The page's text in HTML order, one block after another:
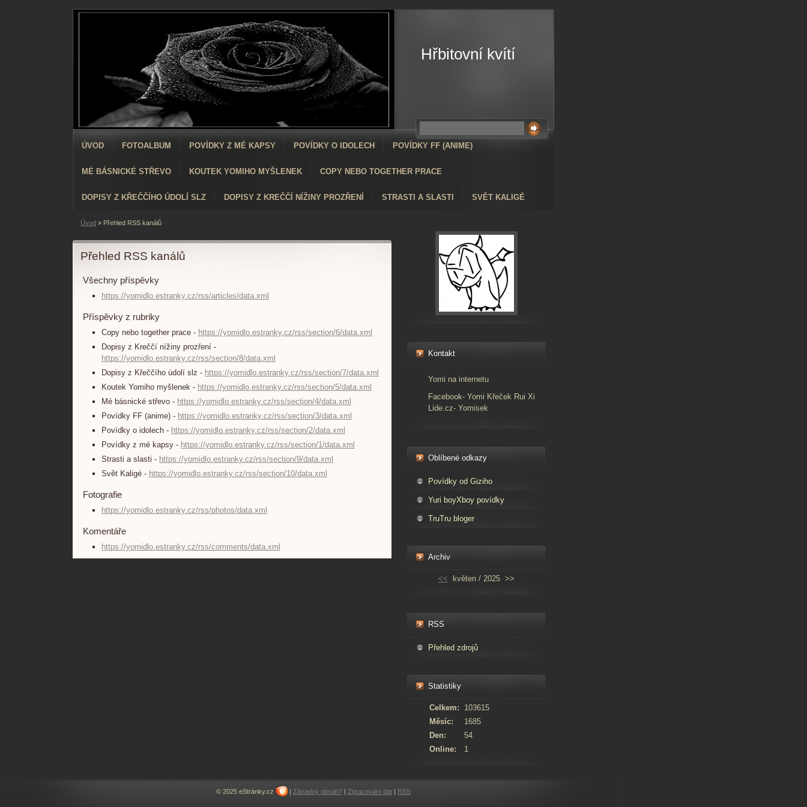
Hřbitovní kvítí
ÚVOD FOTOALBUM POVÍDKY Z MÉ KAPSY POVÍDKY O IDOLECH POVÍDKY FF (ANIME)
MÉ BÁSNICKÉ STŘEVO KOUTEK YOMIHO MYŠLENEK COPY NEBO TOGETHER PRACE
DOPISY Z KŘEČČÍHO ÚDOLÍ SLZ DOPISY Z KREČČÍ NÍŽINY PROZŘENÍ STRASTI A SLASTI SVĚT KALIGÉ
Úvod » Přehled RSS kanálů
Přehled RSS kanálů
Všechny příspěvky
https://yomidlo.estranky.cz/rss/articles/data.xml
Příspěvky z rubriky
Copy nebo together prace - https://yomidlo.estranky.cz/rss/section/6/data.xml
Dopisy z Kreččí nížiny prozření -
https://yomidlo.estranky.cz/rss/section/8/data.xml
Dopisy z Křeččího údolí slz - https://yomidlo.estranky.cz/rss/section/7/data.xml
Koutek Yomiho myšlenek - https://yomidlo.estranky.cz/rss/section/5/data.xml
Mé básnické střevo - https://yomidlo.estranky.cz/rss/section/4/data.xml
Povídky FF (anime) - https://yomidlo.estranky.cz/rss/section/3/data.xml
Povídky o idolech - https://yomidlo.estranky.cz/rss/section/2/data.xml
Povídky z mé kapsy - https://yomidlo.estranky.cz/rss/section/1/data.xml
Strasti a slasti - https://yomidlo.estranky.cz/rss/section/9/data.xml
Svět Kaligé - https://yomidlo.estranky.cz/rss/section/10/data.xml
Fotografie
https://yomidlo.estranky.cz/rss/photos/data.xml
Komentáře
https://yomidlo.estranky.cz/rss/comments/data.xml
Kontakt
Yomi na internetu
Facebook- Yomi Křeček Rui Xi
Lide.cz- Yomisek
Oblíbené odkazy
Povídky od Giziho
Yuri boyXboy povídky
TruTru bloger
Archiv
<< květen / 2025 >>
RSS
Přehled zdrojů
Statistiky
Online: 1
Celkem:
103615
Měsíc:
1685
Den:
54
© 2025 eStránky.cz | Závadný obsah? | Zpracování dat | RSS